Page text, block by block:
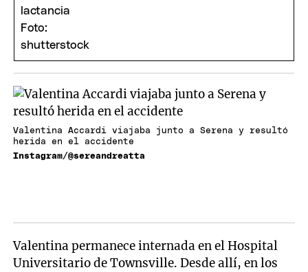
Valentina Accardi viajaba junto a Serena y resultó
herida en el accidente
Instagram/@sereandreatta
Valentina permanece internada en el Hospital
Universitario de Townsville. Desde allí, en los